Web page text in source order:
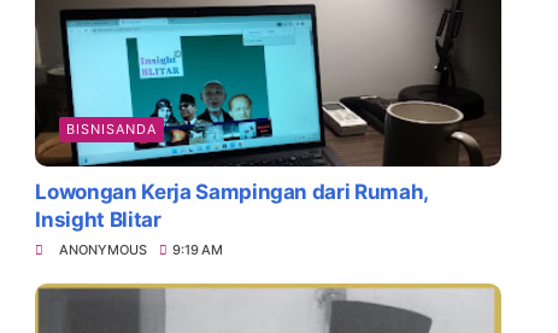
Sejarah Kadipaten Blitar Sejak Otonomi
BISNISANDA
Lowongan Kerja Sampingan dari Rumah,
Insight Blitar
ANONYMOUS 9:19 AM